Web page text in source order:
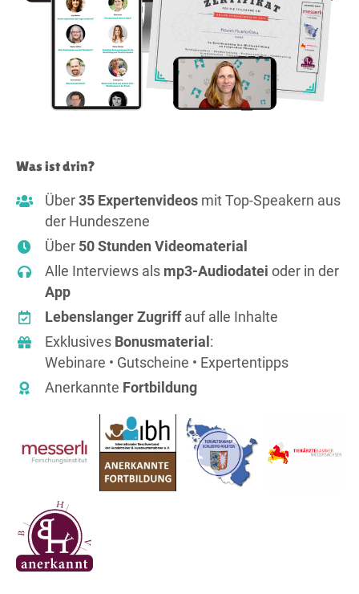
Was ist drin?
Über35 Expertenvideos mit Top-Speakern aus
der Hundeszene
Über 50 Stunden Videomaterial
Alle Interviews als mp3-Audiodatei oder in der
App
Lebenslanger Zugriffauf alle Inhalte
Exklusives Bonusmaterial :
Webinare • Gutscheine • Expertentipps
Anerkannte Fortbildung